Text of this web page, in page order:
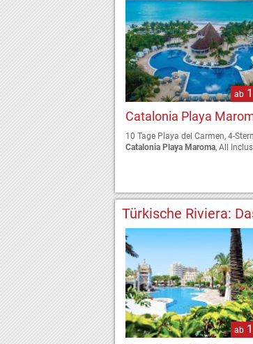
ab
Catalonia Playa
10 Tage Playa del Carmen, 4-
Catalonia Playa Maroma, All
Türkische Riviera:
ab